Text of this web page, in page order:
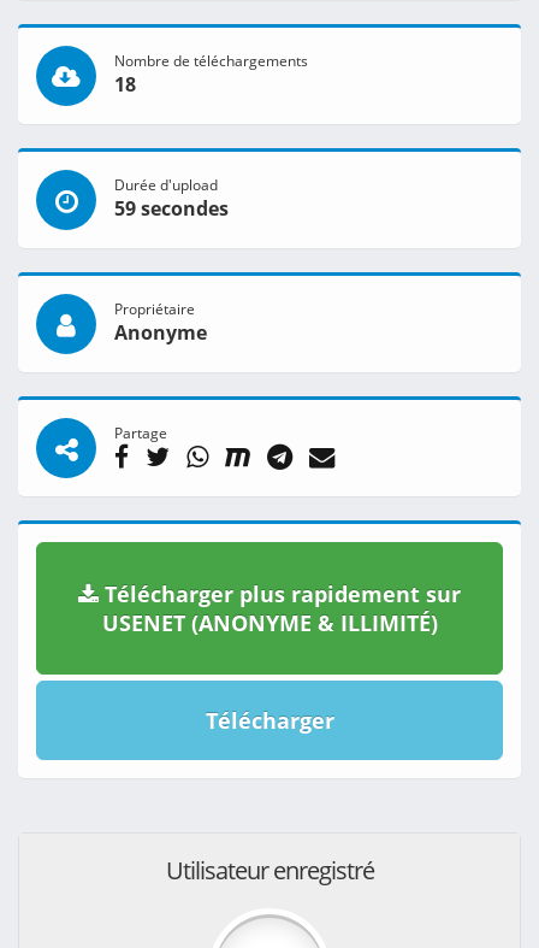
Nombre de téléchargements
18
Durée d'upload
59 secondes
Propriétaire
Anonyme
Partage
Télécharger plus rapidement sur
USENET (ANONYME & ILLIMITÉ)
Télécharger
Utilisateur enregistré